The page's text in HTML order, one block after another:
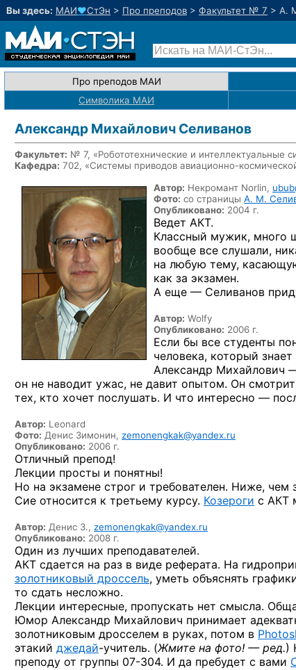
Вы здесь: МАИ♥СтЭн > Про преподов > Факультет № 7 > А.
Про преподов МАИ
Символика МАИ
Александр Михайлович Селиванов
Факультет: № 7, «Робототехнические и интеллектуальные
Кафедра: 702, «Системы приводов авиационно-
Автор: Некромант Norlin,
Фото: со страницы А. М.
Опубликовано: 2004 г.
Ведет АКТ.
Классный мужик, много
вообще все слушали,
на любую тему,
как за экзамен.
А еще — Селиванов
Автор: Wolfy
Опубликовано: 2006 г.
Если бы все студенты
человека, который
Александр Михайлович
он не наводит ужас, не давит опытом. Он
тех, кто хочет послушать. И что интересно —
Автор: Leonard
Фото: Денис Зимонин, zemonengkak@yandex.ru
Опубликовано: 2006 г.
Отличный препод!
Лекции просты и понятны!
Но на экзамене строг и требователен. Ниже,
Сие относится к третьему курсу. Козероги с АКТ
Автор: Денис З., zemonengkak@yandex.ru
Опубликовано: 2008 г.
Один из лучших преподавателей.
АКТ сдается на раз в виде реферата. На
золотниковый дроссель, уметь объяснять
то сдать несложно.
Лекции интересные, пропускать нет смысла.
Юмор Александр Михайлович принимает
золотниковым дросселем в руках, потом в
этакий джедай-учитель. (Жмите на фото! — ред.)
преподу от группы 07-304. И да пребудет с вами